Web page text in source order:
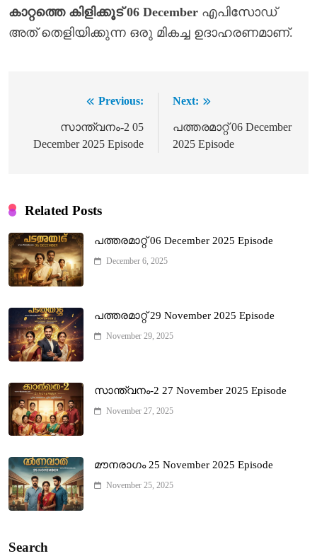
കാറ്റത്തെ കിളിക്കൂട് 06 December എപിസോഡ്
അത് തെളിയിക്കുന്ന ഒരു മികച്ച ഉദാഹരണമാണ്.
navigation
Previous:
സാന്ത്വനം-2 05
December 2025 Episode
Next:
പത്തരമാറ്റ് 06 December
2025 Episode
Related Posts
പത്തരമാറ്റ് 06 December 2025 Episode
December 6, 2025
പത്തരമാറ്റ് 29 November 2025 Episode
November 29, 2025
സാന്ത്വനം-2 27 November 2025 Episode
November 27, 2025
മൗനരാഗം 25 November 2025 Episode
November 25, 2025
Search